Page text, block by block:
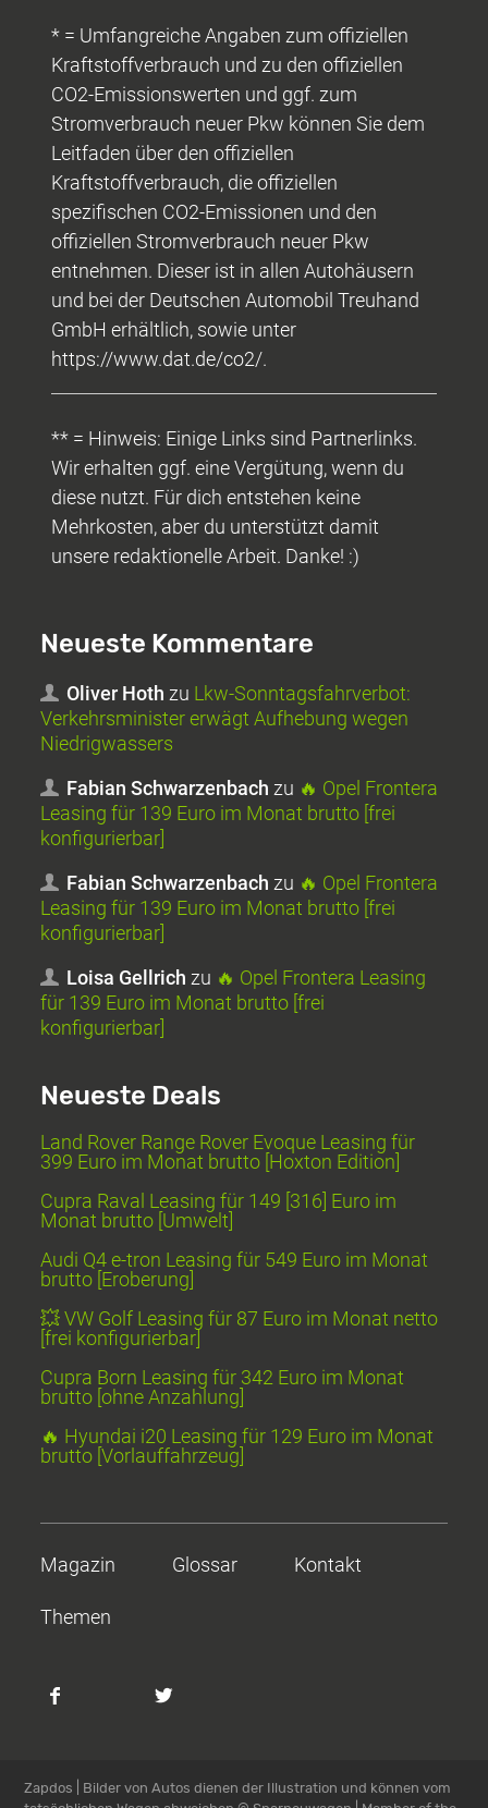
* = Umfangreiche Angaben zum offiziellen
Kraftstoffverbrauch und zu den offiziellen
CO2-Emissionswerten und ggf. zum
Stromverbrauch neuer Pkw können Sie dem
Leitfaden über den offiziellen
Kraftstoffverbrauch, die offiziellen
spezifischen CO2-Emissionen und den
offiziellen Stromverbrauch neuer Pkw
entnehmen. Dieser ist in allen Autohäusern
und bei der Deutschen Automobil Treuhand
GmbH erhältlich, sowie unter
https://www.dat.de/co2/.
** = Hinweis: Einige Links sind Partnerlinks.
Wir erhalten ggf. eine Vergütung, wenn du
diese nutzt. Für dich entstehen keine
Mehrkosten, aber du unterstützt damit
unsere redaktionelle Arbeit. Danke! :)
Neueste Kommentare
Oliver Hoth zu Lkw-Sonntagsfahrverbot:
Verkehrsminister erwägt Aufhebung wegen
Niedrigwassers
Fabian Schwarzenbach zu 🔥 Opel Frontera
Leasing für 139 Euro im Monat brutto [frei
konfigurierbar]
Fabian Schwarzenbach zu 🔥 Opel Frontera
Leasing für 139 Euro im Monat brutto [frei
konfigurierbar]
Loisa Gellrich zu 🔥 Opel Frontera Leasing
für 139 Euro im Monat brutto [frei
konfigurierbar]
Neueste Deals
Land Rover Range Rover Evoque Leasing für
399 Euro im Monat brutto [Hoxton Edition]
Cupra Raval Leasing für 149 [316] Euro im
Monat brutto [Umwelt]
Audi Q4 e-tron Leasing für 549 Euro im Monat
brutto [Eroberung]
💥 VW Golf Leasing für 87 Euro im Monat netto
[frei konfigurierbar]
Cupra Born Leasing für 342 Euro im Monat
brutto [ohne Anzahlung]
🔥 Hyundai i20 Leasing für 129 Euro im Monat
brutto [Vorlauffahrzeug]
Magazin Glossar Kontakt
Themen
Zapdos | Bilder von Autos dienen der Illustration und können vom